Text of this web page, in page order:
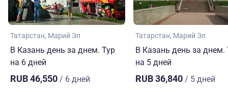
Татарстан Марий Эл
В Казань день за днем. Тур
на 6 дней
RUB 46,550 / 6 дней
Татарстан Марий Эл
В Казань день за днем.
на 5 дней
RUB 36,840 / 5 дней